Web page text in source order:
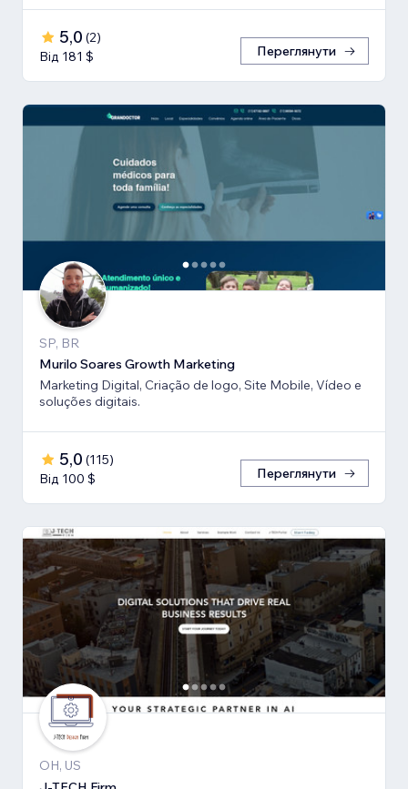
5,0 (2)
Від 181 $
Переглянути
SP, BR
Murilo Soares Growth Marketing
Marketing Digital, Criação de logo, Site Mobile, Vídeo e
soluções digitais.
5,0 (115)
Від 100 $
Переглянути
OH, US